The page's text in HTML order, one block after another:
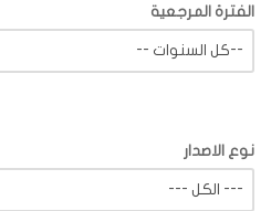
الفترة المرجعية
-- كل السنوات--
نوع الاصدار
--- الكل ---